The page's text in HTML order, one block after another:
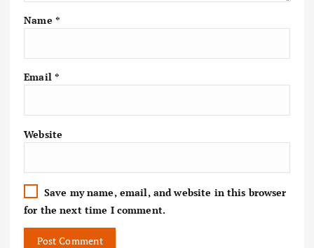
Name *
Email *
Website
Save my name, email, and website in this browser
for the next time I comment.